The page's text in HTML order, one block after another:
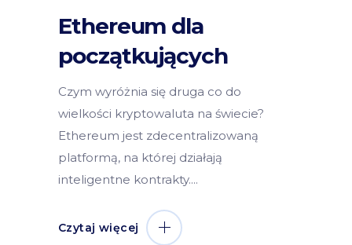
Ethereum dla
początkujących
Czym wyróżnia się druga co do
wielkości kryptowaluta na świecie?
Ethereum jest zdecentralizowaną
platformą, na której działają
inteligentne kontrakty.
Czytaj więcej